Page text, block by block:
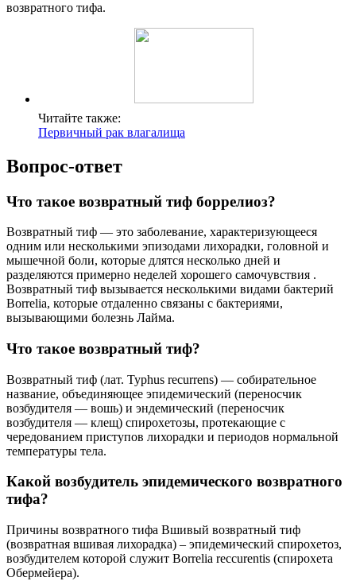
возвратного тифа.
Читайте также:
Первичный рак влагалища
Вопрос-ответ
Что такое возвратный тиф боррелиоз?
Возвратный тиф — это заболевание, характеризующееся
одним или несколькими эпизодами лихорадки, головной и
мышечной боли, которые длятся несколько дней и
разделяются примерно неделей хорошего самочувствия .
Возвратный тиф вызывается несколькими видами бактерий
Borrelia, которые отдаленно связаны с бактериями,
вызывающими болезнь Лайма.
Что такое возвратный тиф?
Возвратный тиф (лат. Typhus recurrens) — собирательное
название, объединяющее эпидемический (переносчик
возбудителя — вошь) и эндемический (переносчик
возбудителя — клещ) спирохетозы, протекающие с
чередованием приступов лихорадки и периодов нормальной
температуры тела.
Какой возбудитель эпидемического возвратного
тифа?
Причины возвратного тифа Вшивый возвратный тиф
(возвратная вшивая лихорадка) – эпидемический спирохетоз,
возбудителем которой служит Borrelia reccurentis (спирохета
Обермейера).